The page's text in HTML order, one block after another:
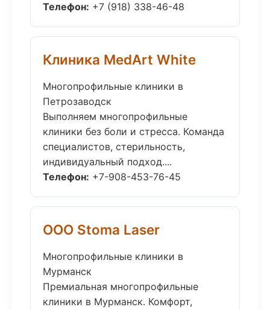
Телефон: +7 (918) 338-46-48
Клиника MedArt White
Многопрофильные клиники в
Петрозаводск
Выполняем многопрофильные
клиники без боли и стресса. Команда
специалистов, стерильность,
индивидуальный подход....
Телефон: +7-908-453-76-45
ООО Stoma Laser
Многопрофильные клиники в
Мурманск
Премиальная многопрофильные
клиники в Мурманск. Комфорт,